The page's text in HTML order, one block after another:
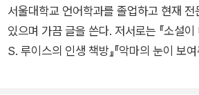
던 듀크에서 2013년 은퇴 후, 명예 교수
어 가고 있다. 에든버러대학교
서 명예 박사학위를 받았다. 2001년, 〈타
서울대학교 언어학과를 졸업하고 현재
있으며 가끔 글을 쓴다. 저서로는 『소설이
S. 루이스의 인생 책방』『악마의 눈이 보